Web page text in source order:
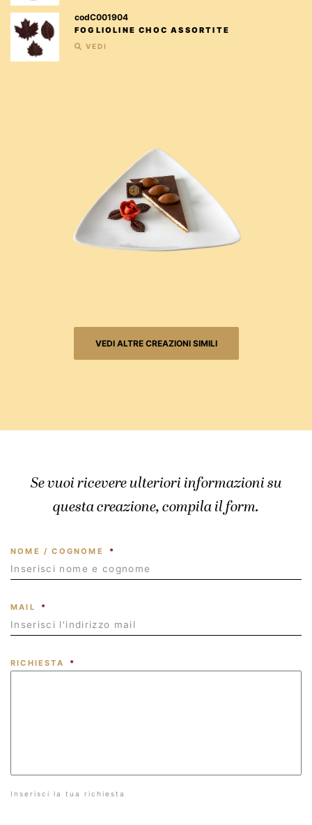
codC001904
FOGLIOLINE CHOC ASSORTITE
VEDI
VEDI ALTRE CREAZIONI SIMILI
Se vuoi ricevere ulteriori informazioni su
questa creazione, compila il form.
NOME / COGNOME *
MAIL *
RICHIESTA *
Inserisci la tua richiesta